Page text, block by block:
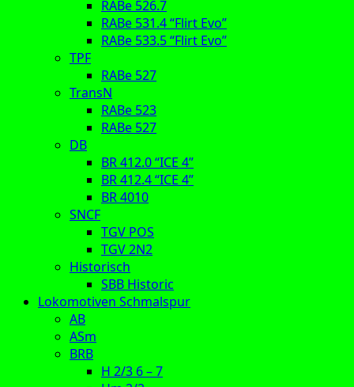
RABe 526.7
RABe 531.4 “Flirt Evo”
RABe 533.5 “Flirt Evo”
TPF
RABe 527
TransN
RABe 523
RABe 527
DB
BR 412.0 “ICE 4”
BR 412.4 “ICE 4”
BR 4010
SNCF
TGV POS
TGV 2N2
Historisch
SBB Historic
Lokomotiven Schmalspur
AB
ASm
BRB
H 2/3 6 – 7